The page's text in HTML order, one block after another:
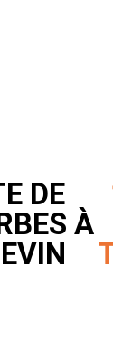
DE
À